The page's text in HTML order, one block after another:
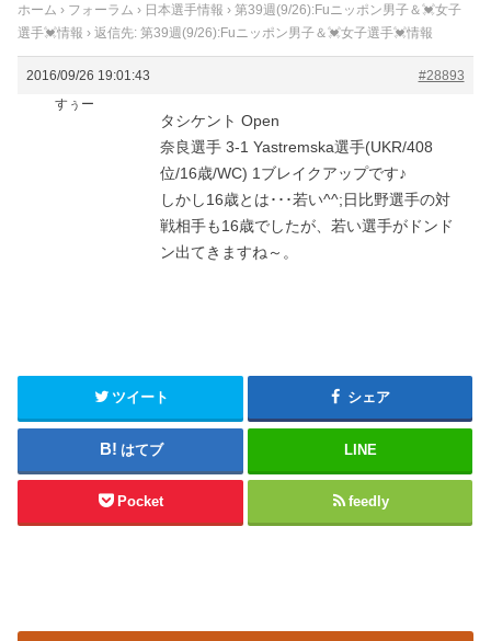
ホーム › フォーラム › 日本選手情報 › 第39週(9/26):Fuニッポン男子＆💓女子
選手💓情報 › 返信先: 第39週(9/26):Fuニッポン男子＆💓女子選手💓情報
2016/09/26 19:01:43
#28893
すぅー
タシケント Open
奈良選手 3-1 Yastremska選手(UKR/408
位/16歳/WC) 1ブレイクアップです♪
しかし16歳とは･･･若い^^;日比野選手の対
戦相手も16歳でしたが、若い選手がドンド
ン出てきますね～。
ツイート シェア
はてブ LINE
Pocket feedly